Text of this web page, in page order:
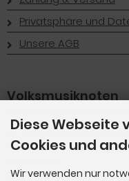
Privatsphäre und
Unsere AGB
Volksmusiknoten
dk
Dieter Kuttenberger
D-82110 Germering
Diese
Cookies und
Wir verwenden nur